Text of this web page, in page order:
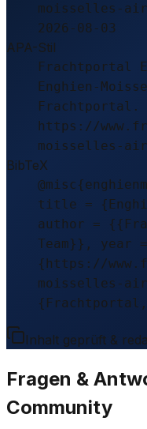
moisselles-
2026-08-03
APA-Stil
Frachtportal
Enghien-
Frachtportal.
https://
moisselles-
BibTeX
title =
author =
Team}}, year
{https://
moisselles-
{Frachtportal,
Inhalt geprüft &
Fragen &
Community